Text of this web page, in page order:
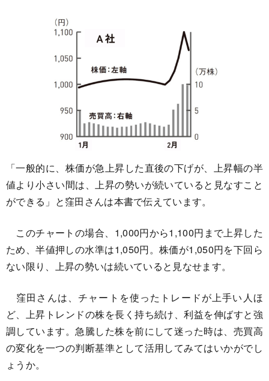
「一般的に、株価が急上昇した直後の下げが、上昇幅の半
値より小さい間は、上昇の勢いが続いていると見なすこと
ができる」と窪田さんは本書で伝えています。
このチャートの場合、1,000円から1,100円まで上昇した
ため、半値押しの水準は1,050円。株価が1,050円を下回ら
ない限り、上昇の勢いは続いていると見なせます。
窪田さんは、チャートを使ったトレードが上手い人ほ
ど、上昇トレンドの株を長く持ち続け、利益を伸ばすと強
調しています。急騰した株を前にして迷った時は、売買高
の変化を一つの判断基準として活用してみてはいかがでし
ょうか。